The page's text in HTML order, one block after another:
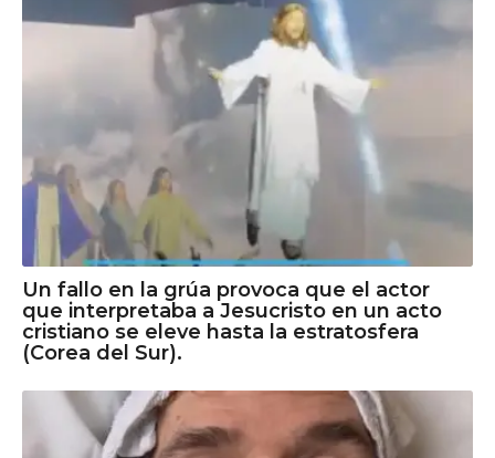
Un fallo en la grúa provoca que el actor
que interpretaba a Jesucristo en un acto
cristiano se eleve hasta la estratosfera
(Corea del Sur).